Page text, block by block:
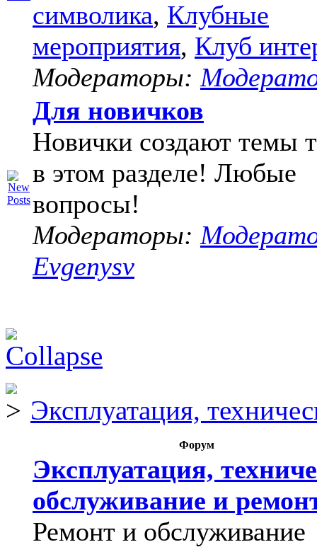
символика, Клубные
мероприятия, Клуб
Модераторы:
Для новичков
Новички создают темы
в этом разделе! Любые
вопросы!
Модераторы:
Evgenysv
Эксплуатация,
Форум
Эксплуатация,
обслуживание и
Ремонт и обслуживание